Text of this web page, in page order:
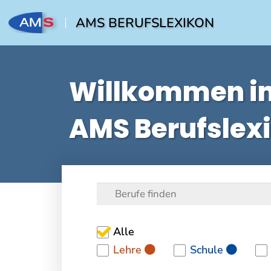
AMS BERUFSLEXIKON
Willkommen
AMS
Alle
Lehre
Schule